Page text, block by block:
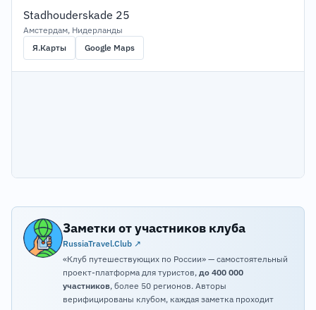
Stadhouderskade 25
Амстердам, Нидерланды
Я.Карты
Google Maps
Заметки от участников клуба
RussiaTravel.Club ↗
«Клуб путешествующих по России» — самостоятельный
проект-платформа для туристов, до 400 000
участников, более 50 регионов. Авторы
верифицированы клубом, каждая заметка проходит